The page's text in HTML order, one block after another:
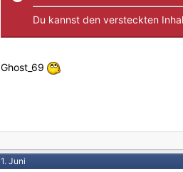
Du kannst den versteckten
Ghost_69
1. Juni